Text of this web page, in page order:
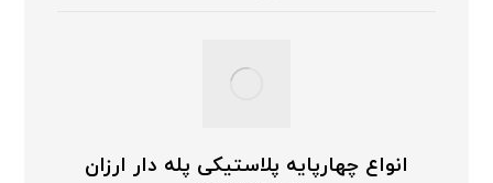
انواع چهارپایه پلاستیکی پله دار ارزان